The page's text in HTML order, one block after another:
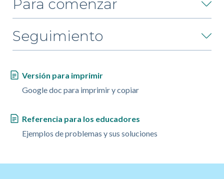
Para comenzar
Seguimiento
Versión para imprimir
Google doc para imprimir y copiar
Referencia para los educadores
Ejemplos de problemas y sus soluciones